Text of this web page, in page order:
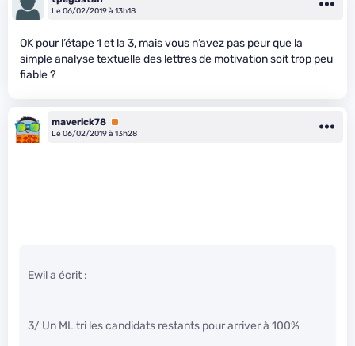
Le 06/02/2019 à 13h18
OK pour l’étape 1 et la 3, mais vous n’avez pas peur que la
simple analyse textuelle des lettres de motivation soit trop peu
fiable ?
maverick78 Premium
Le 06/02/2019 à 13h28
Ewil a écrit :
3/ Un ML tri les candidats restants pour arriver à 100%